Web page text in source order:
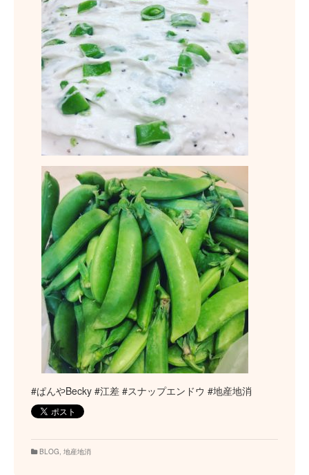
#ぱんやBecky #江差 #スナップエンドウ #地産地消
BLOG, 地産地消